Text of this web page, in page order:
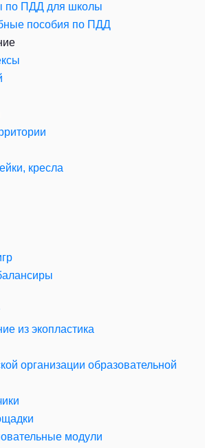
по ПДД для школы
пособия по ПДД
кресла
из экопластика
организации образовательной
модули